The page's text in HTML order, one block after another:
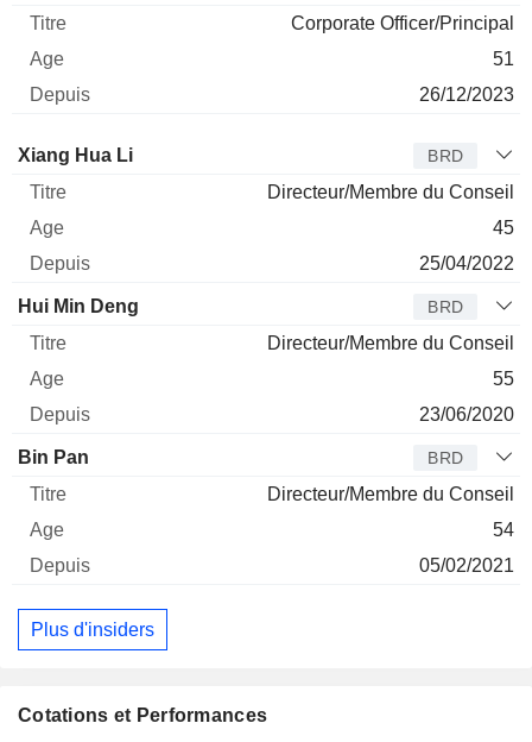
Cotations et Performances
Corporate Officer/Principal
51
26/12/2023
Administrateur
Xiang Hua Li BRD
Directeur/Membre du Conseil
45
25/04/2022
Hui Min Deng BRD
Directeur/Membre du Conseil
55
23/06/2020
Bin Pan BRD
Directeur/Membre du Conseil
54
05/02/2021
Plus d'insiders